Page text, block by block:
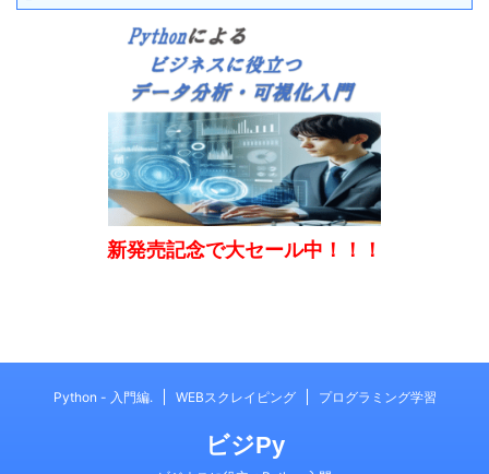
新発売記念で大セール中！！！
Python - 入門編. WEBスクレイピング プログラミング学習
ビジPy